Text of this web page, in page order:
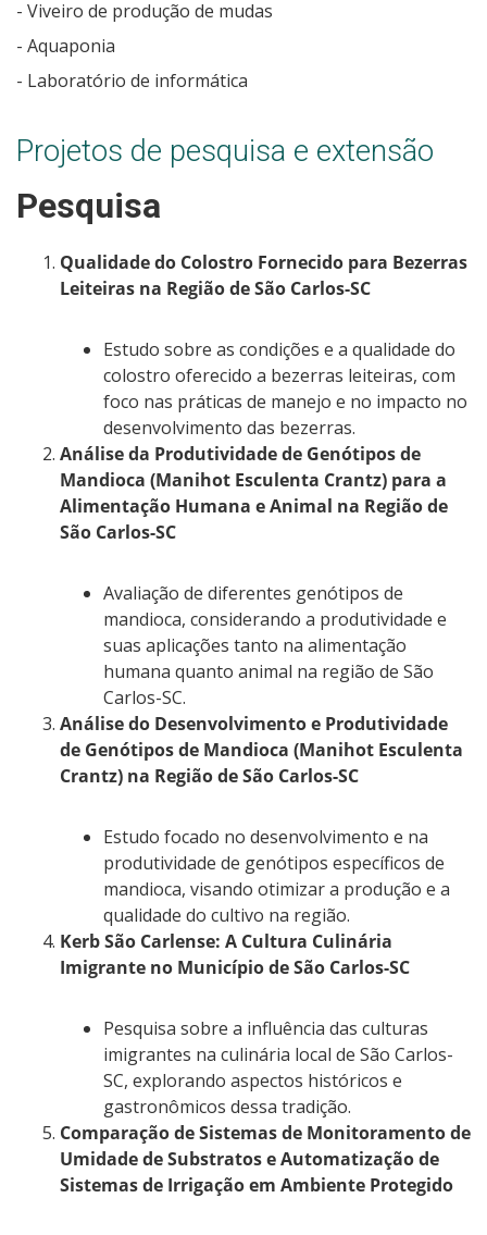
- Viveiro de produção de mudas
- Aquaponia
- Laboratório de informática
Projetos de pesquisa e extensão
Pesquisa
Qualidade do Colostro Fornecido para Bezerras
Leiteiras na Região de São Carlos-SC
Estudo sobre as condições e a qualidade do
colostro oferecido a bezerras leiteiras, com
foco nas práticas de manejo e no impacto no
desenvolvimento das bezerras.
Análise da Produtividade de Genótipos de
Mandioca (Manihot Esculenta Crantz) para a
Alimentação Humana e Animal na Região de
São Carlos-SC
Avaliação de diferentes genótipos de
mandioca, considerando a produtividade e
suas aplicações tanto na alimentação
humana quanto animal na região de São
Carlos-SC.
Análise do Desenvolvimento e Produtividade
de Genótipos de Mandioca (Manihot Esculenta
Crantz) na Região de São Carlos-SC
Estudo focado no desenvolvimento e na
produtividade de genótipos específicos de
mandioca, visando otimizar a produção e a
qualidade do cultivo na região.
Kerb São Carlense: A Cultura Culinária
Imigrante no Município de São Carlos-SC
Pesquisa sobre a influência das culturas
imigrantes na culinária local de São Carlos-
SC, explorando aspectos históricos e
gastronômicos dessa tradição.
Comparação de Sistemas de Monitoramento de
Umidade de Substratos e Automatização de
Sistemas de Irrigação em Ambiente Protegido